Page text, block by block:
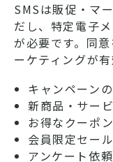
SMSは販促・マ
だし、特定電子
が必要です。同
ーケティングが有
キャンペーン
新商品・サー
お得なクーポ
会員限定セー
アンケート依頼